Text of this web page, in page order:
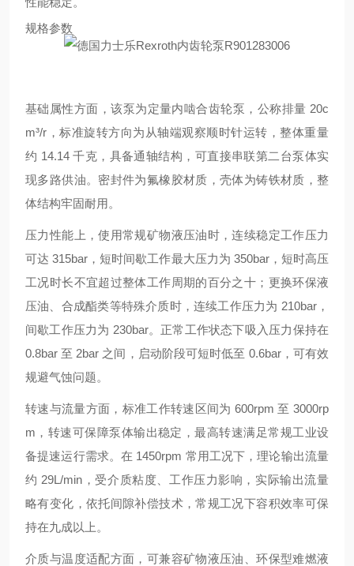
规格参数
基础属性方面，该泵为定量内啮合齿轮泵，公称排量 20c
m³/r，标准旋转方向为从轴端观察顺时针运转，整体重量
约 14.14 千克，具备通轴结构，可直接串联第二台泵体实
现多路供油。密封件为氟橡胶材质，壳体为铸铁材质，整
体结构牢固耐用。
压力性能上，使用常规矿物液压油时，连续稳定工作压力
可达 315bar，短时间歇工作最大压力为 350bar，短时高压
工况时长不宜超过整体工作周期的百分之十；更换环保液
压油、合成酯类等特殊介质时，连续工作压力为 210bar，
间歇工作压力为 230bar。正常工作状态下吸入压力保持在
0.8bar 至 2bar 之间，启动阶段可短时低至 0.6bar，可有效
规避气蚀问题。
转速与流量方面，标准工作转速区间为 600rpm 至 3000rp
m，转速可保障泵体输出稳定，最高转速满足常规工业设
备提速运行需求。在 1450rpm 常用工况下，理论输出流量
约 29L/min，受介质粘度、工作压力影响，实际输出流量
略有变化，依托间隙补偿技术，常规工况下容积效率可保
持在九成以上。
介质与温度适配方面，可兼容矿物液压油、环保型难燃液